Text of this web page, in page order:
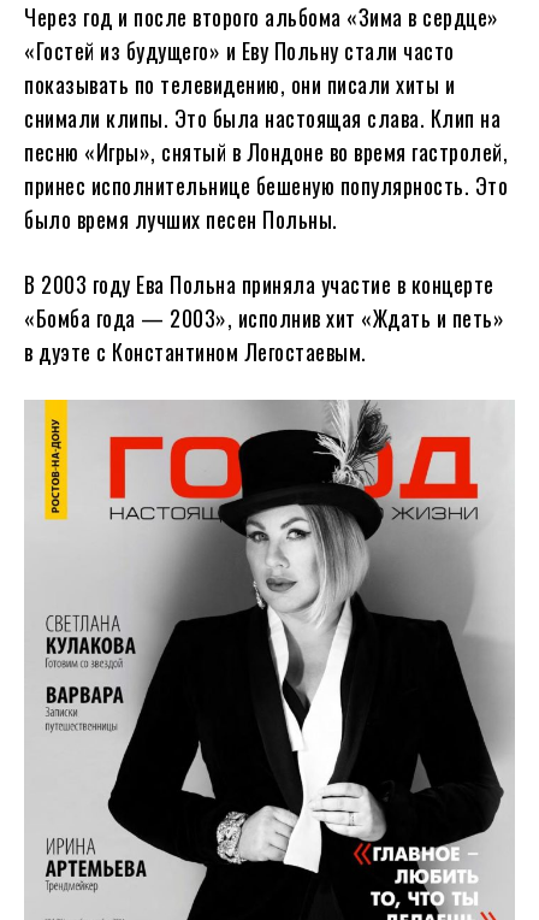
Через год и после второго альбома «Зима в сердце»
«Гостей из будущего» и Еву Польну стали часто
показывать по телевидению, они писали хиты и
снимали клипы. Это была настоящая слава. Клип на
песню «Игры», снятый в Лондоне во время гастролей,
принес исполнительнице бешеную популярность. Это
было время лучших песен Польны.
В 2003 году Ева Польна приняла участие в концерте
«Бомба года — 2003», исполнив хит «Ждать и петь»
в дуэте с Константином Легостаевым.